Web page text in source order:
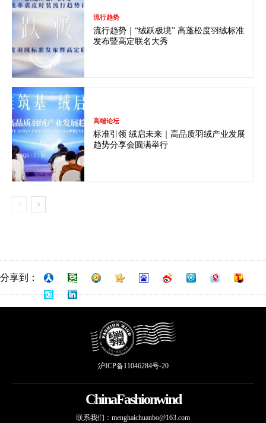
流行趋势
流行趋势｜“绒跃极境” 高蓬松度羽绒标准
发布暨高定联名大秀
高端论坛
标准引领 绒启未来｜高品质羽绒产业发展
趋势分享会圆满举行
分享到：
沪ICP备11046284号-20
ChinaFashionwind
联系我们： menghaichuanbo@163.com